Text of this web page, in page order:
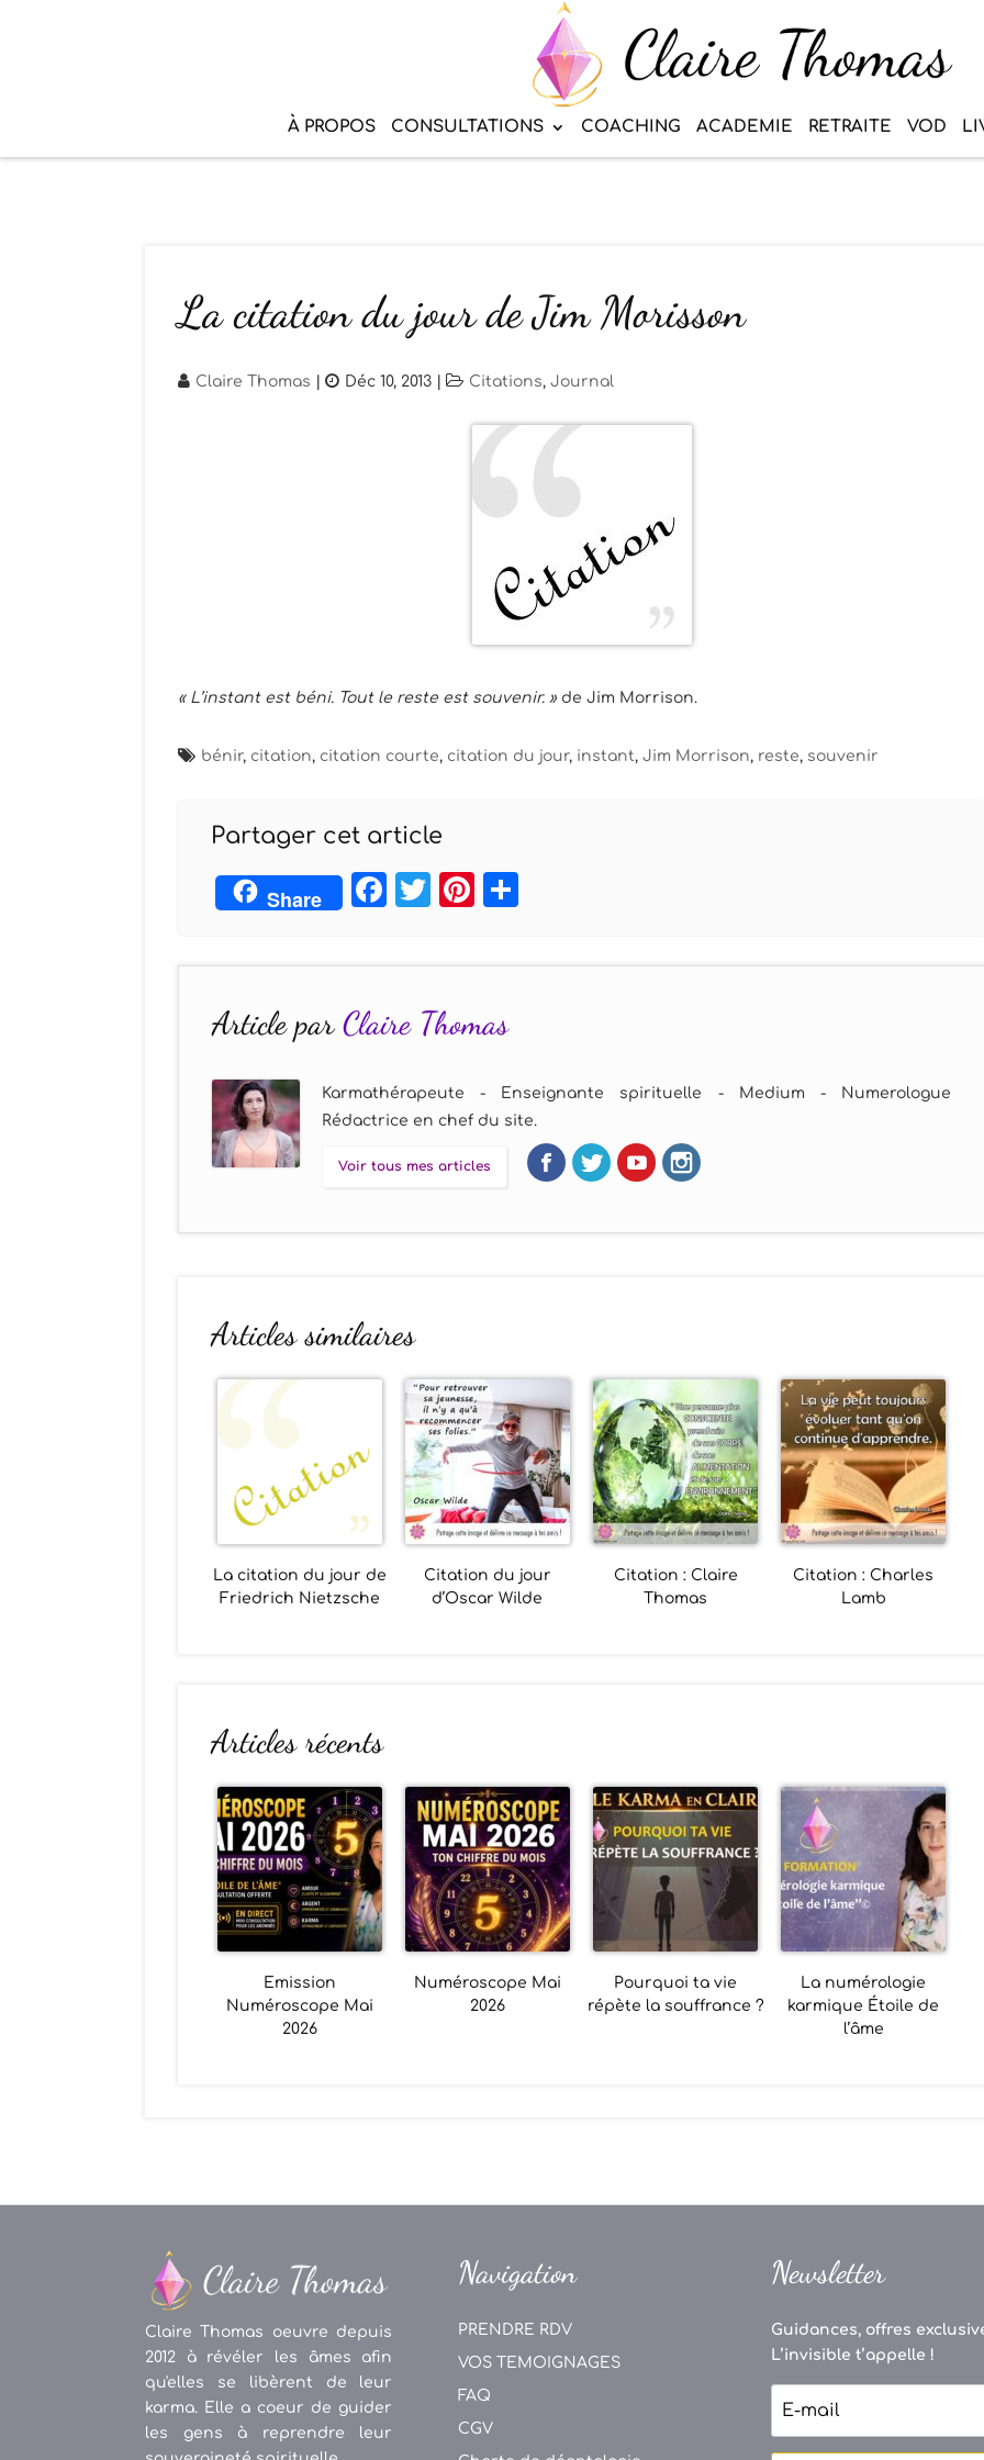
À PROPOS CONSULTATIONS COACHING ACADEMIE RETRAITE VOD
La citation du jour de Jim Morisson
Claire Thomas Déc 10, 2013 Citations, Journal
« L’instant est béni. Tout le reste est souvenir. » de Jim Morrison.
bénir, citation, citation courte, citation du jour, instant, Jim Morrison, reste, souvenir
Partager cet article
Share Facebook
TwitterPinterest
Article parClaire Thomas
Karmathérapeute - Enseignante spirituelle - Medium - Numerologue
Rédactrice en chef du site.
Voir tous mes articles
Articles similaires
La citation du jour de
Friedrich Nietzsche
Citation du jour
d’Oscar Wilde
Citation : Claire
Thomas
Citation : Charles
Lamb
Articles récents
Emission
Numéroscope Mai
2026
Numéroscope Mai
2026
Pourquoi ta vie
répète la souffrance ?
La numérologie
karmique Étoile de
l’âme
Claire Thomas oeuvre depuis
2012 à révéler les âmes afin
qu'elles se libèrent de leur
karma. Elle a coeur de guider
les gens à reprendre leur
Navigation
PRENDRE RDV
VOS TEMOIGNAGES
FAQ
CGV
Newsletter
Guidances, offres
L’invisible t’appelle !